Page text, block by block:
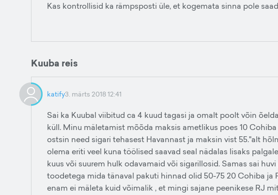
Kas kontrollisid ka rämpsposti üle, et kogemata sinna pole
Kuuba reis
katify3. märts 2018 12:41
Sai ka Kuubal viibitud ca 4 kuud tagasi ja omalt poolt võin
küll. Minu mäletamist mõõda maksis ametlikus poes 10
ostsin need sigari tehasest Havannast ja maksin vist 55."alt
olema eriti veel kuna töölised saavad seal nädalas lisaks
kuus või suurem hulk odavamaid või sigarillosid. Samas sai
toodetega mida tänaval pakuti hinnad olid 50-75 20 Cohiba ja
enam ei mäleta kuid võimalik , et mingi sajane peenikese RJ